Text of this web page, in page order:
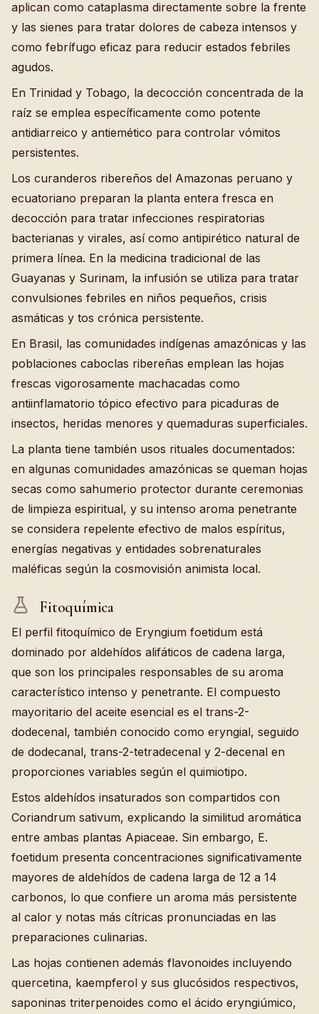
aplican como cataplasma directamente sobre la frente
y las sienes para tratar dolores de cabeza intensos y
como febrífugo eficaz para reducir estados febriles
agudos.
En Trinidad y Tobago, la decocción concentrada de la
raíz se emplea específicamente como potente
antidiarreico y antiemético para controlar vómitos
persistentes.
Los curanderos ribereños del Amazonas peruano y
ecuatoriano preparan la planta entera fresca en
decocción para tratar infecciones respiratorias
bacterianas y virales, así como antipirético natural de
primera línea. En la medicina tradicional de las
Guayanas y Surinam, la infusión se utiliza para tratar
convulsiones febriles en niños pequeños, crisis
asmáticas y tos crónica persistente.
En Brasil, las comunidades indígenas amazónicas y las
poblaciones caboclas ribereñas emplean las hojas
frescas vigorosamente machacadas como
antiinflamatorio tópico efectivo para picaduras de
insectos, heridas menores y quemaduras superficiales.
La planta tiene también usos rituales documentados:
en algunas comunidades amazónicas se queman hojas
secas como sahumerio protector durante ceremonias
de limpieza espiritual, y su intenso aroma penetrante
se considera repelente efectivo de malos espíritus,
energías negativas y entidades sobrenaturales
maléficas según la cosmovisión animista local.
Fitoquímica
El perfil fitoquímico de Eryngium foetidum está
dominado por aldehídos alifáticos de cadena larga,
que son los principales responsables de su aroma
característico intenso y penetrante. El compuesto
mayoritario del aceite esencial es el trans-2-
dodecenal, también conocido como eryngial, seguido
de dodecanal, trans-2-tetradecenal y 2-decenal en
proporciones variables según el quimiotipo.
Estos aldehídos insaturados son compartidos con
Coriandrum sativum, explicando la similitud aromática
entre ambas plantas Apiaceae. Sin embargo, E.
foetidum presenta concentraciones significativamente
mayores de aldehídos de cadena larga de 12 a 14
carbonos, lo que confiere un aroma más persistente
al calor y notas más cítricas pronunciadas en las
preparaciones culinarias.
Las hojas contienen además flavonoides incluyendo
quercetina, kaempferol y sus glucósidos respectivos,
saponinas triterpenoides como el ácido eryngiúmico,